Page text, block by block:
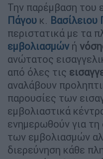
Την παρέμβαση του
Πάγου κ. Βασίλειου
περιστατικά με τα
εμβολιασμώνή
ανώτατος
από όλες τις
αναλάβουν
παρουσίες των
εμβολιαστικά
ενημερωθούν για τη
των εμβολιασμών
διερεύνηση κάθε